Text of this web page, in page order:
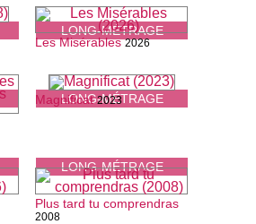
LONG-MÉTRAGE
LONG-MÉTRAGE
Les Misérables 2026
LONG-MÉTRAGE
Magnificat 2023
Plus tard tu comprendras
2008